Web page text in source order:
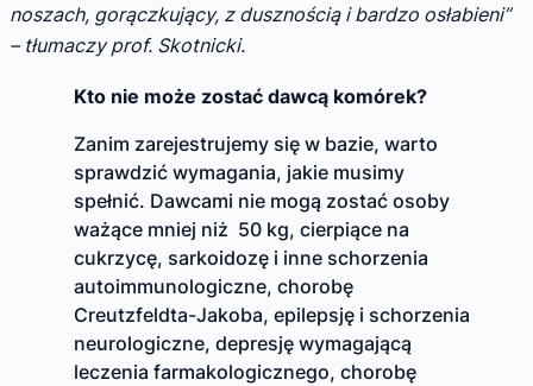
noszach, gorączkujący, z dusznością i bardzo osłabieni”
– tłumaczy prof. Skotnicki.
Kto nie może zostać dawcą komórek?
Zanim zarejestrujemy się w bazie, warto
sprawdzić wymagania, jakie musimy
spełnić. Dawcami nie mogą zostać osoby
ważące mniej niż 50 kg, cierpiące na
cukrzycę, sarkoidozę i inne schorzenia
autoimmunologiczne, chorobę
Creutzfeldta-Jakoba, epilepsję i schorzenia
neurologiczne, depresję wymagającą
leczenia farmakologicznego, chorobę